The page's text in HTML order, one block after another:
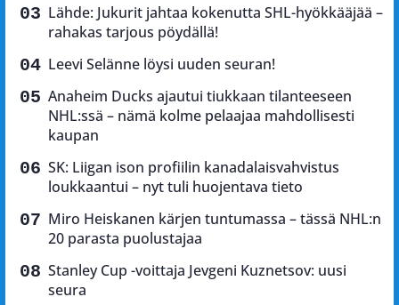
Lähde: Jukurit jahtaa kokenutta SHL-hyökkääjää –
rahakas tarjous pöydällä!
Leevi Selänne löysi uuden seuran!
Anaheim Ducks ajautui tiukkaan tilanteeseen
NHL:ssä – nämä kolme pelaajaa mahdollisesti
kaupan
SK: Liigan ison profiilin kanadalaisvahvistus
loukkaantui – nyt tuli huojentava tieto
Miro Heiskanen kärjen tuntumassa – tässä NHL:n
20 parasta puolustajaa
Stanley Cup -voittaja Jevgeni Kuznetsov: uusi
seura